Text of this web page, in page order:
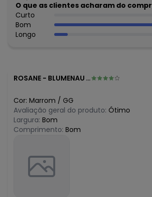
O que as clientes acharam do
Curto
Bom
Longo
ROSANE - BLUMENAU - SC
Cor: Marrom / GG
Avaliação geral do produto: Ótimo
Largura: Bom
Comprimento: Bom